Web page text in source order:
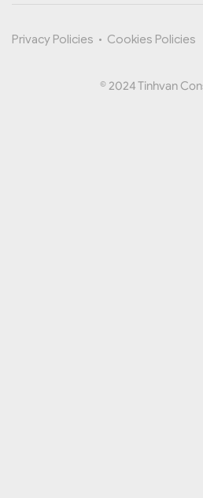
Privacy Policies • Cookies Policies
© 2024 Tinhvan